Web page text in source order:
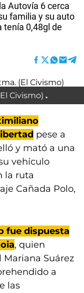
Autovía 6 cerca
familia y su auto
tenía 0,48gl de
Civismo)
pese a
y mató a una
vehículo
la ruta
Cañada Polo,
fue dispuesta
, quien
Suárez
a
las